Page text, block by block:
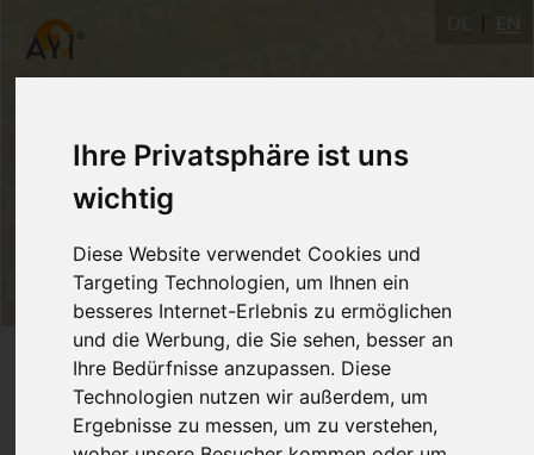
Ihre Privatsphäre ist uns
wichtig
Diese Website verwendet Cookies und
Targeting Technologien, um Ihnen ein
besseres Internet-Erlebnis zu ermöglichen
und die Werbung, die Sie sehen, besser an
Ihre Bedürfnisse anzupassen. Diese
Technologien nutzen wir außerdem, um
Ergebnisse zu messen, um zu verstehen,
Login